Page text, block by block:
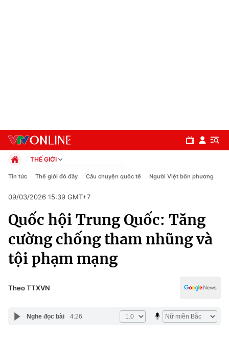
Chuyên mục
Chính trị
Xã hội
Pháp luật
Y tế
THẾ GIỚI
Chính trị
Pháp luật
Kinh tế
Thể thao
Truyền hình
Văn hóa - Giải trí
Y tế
Tin tức Thế giới đó đây Câu chuyện quốc tế Người Việt bốn phương
09/03/2026 15:39 GMT+7
Quốc hội Trung Quốc: Tăng
cường chống tham nhũng và
tội phạm mạng
Theo TTXVN
Nghe đọc bài 4:26